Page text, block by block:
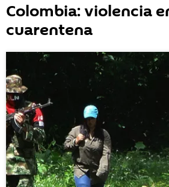
Colombia: violencia
cuarentena